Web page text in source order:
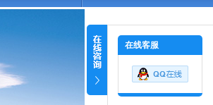
在线客服